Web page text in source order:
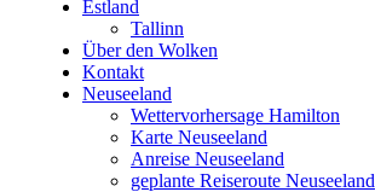
Estland
Tallinn
Über den Wolken
Kontakt
Neuseeland
Wettervorhersage Hamilton
Karte Neuseeland
Anreise Neuseeland
geplante Reiseroute Neuseeland